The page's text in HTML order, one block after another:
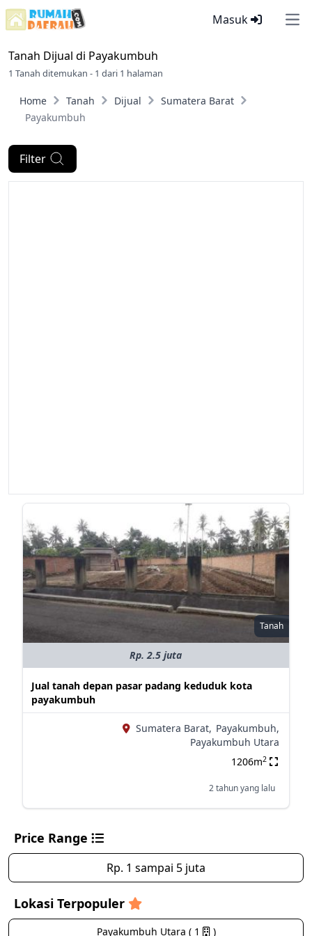
Masuk
Tanah Dijual di Payakumbuh
1 Tanah ditemukan - 1 dari 1 halaman
Home Tanah Dijual
Sumatera Barat
Payakumbuh
Filter
Tanah
Rp. 2.5 juta
Jual tanah depan pasar padang keduduk kota
payakumbuh
Sumatera Barat, Payakumbuh,
Payakumbuh Utara
1206m2
2 tahun yang lalu
Price Range
Rp. 1 sampai 5 juta
Lokasi Terpopuler
Payakumbuh Utara ( 1 )